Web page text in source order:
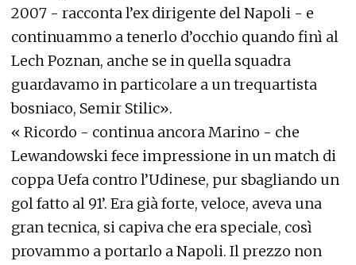
2007 - racconta l’ex dirigente del Napoli - e
continuammo a tenerlo d’occhio quando finì al
Lech Poznan, anche se in quella squadra
guardavamo in particolare a un trequartista
bosniaco, Semir Stilic».
« Ricordo - continua ancora Marino - che
Lewandowski fece impressione in un match di
coppa Uefa contro l’Udinese, pur sbagliando un
gol fatto al 91’. Era già forte, veloce, aveva una
gran tecnica, si capiva che era speciale, così
provammo a portarlo a Napoli. Il prezzo non